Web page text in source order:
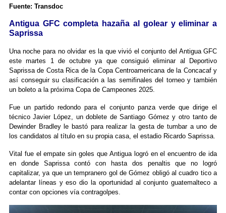
Fuente: Transdoc
Antigua GFC completa hazaña al golear y eliminar a
Saprissa
Una noche para no olvidar es la que vivió el conjunto del Antigua GFC
este martes 1 de octubre ya que consiguió eliminar al Deportivo
Saprissa de Costa Rica de la Copa Centroamericana de la Concacaf y
así conseguir su clasificación a las semifinales del torneo y también
un boleto a la próxima Copa de Campeones 2025.
Fue un partido redondo para el conjunto panza verde que dirige el
técnico Javier López, un doblete de Santiago Gómez y otro tanto de
Dewinder Bradley le bastó para realizar la gesta de tumbar a uno de
los candidatos al título en su propia casa, el estadio Ricardo Saprissa.
Vital fue el empate sin goles que Antigua logró en el encuentro de ida
en donde Saprissa contó con hasta dos penaltis que no logró
capitalizar, ya que un tempranero gol de Gómez obligó al cuadro tico a
adelantar líneas y eso dio la oportunidad al conjunto guatemalteco a
contar con opciones vía contragolpes.